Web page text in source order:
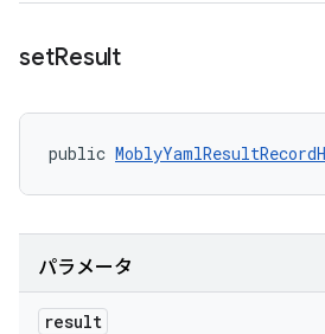
setResult
public
パラメータ
result